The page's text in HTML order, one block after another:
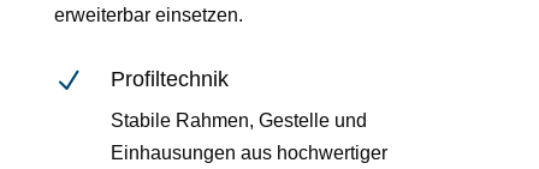
erweiterbar einsetzen.
N Profiltechnik
Stabile Rahmen, Gestelle und
Einhausungen aus hochwertiger